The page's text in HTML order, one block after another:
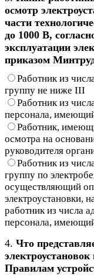
осмотр
части
до 1000 В,
эксплуатации
приказом
Работник из
группу не ниже III
Работник из
персонала,
Работник,
осмотра на
руководителя
Работник из
группу по
осуществляющий
электроустановки,
работник из числа
персонала,
4. Что
Правилам